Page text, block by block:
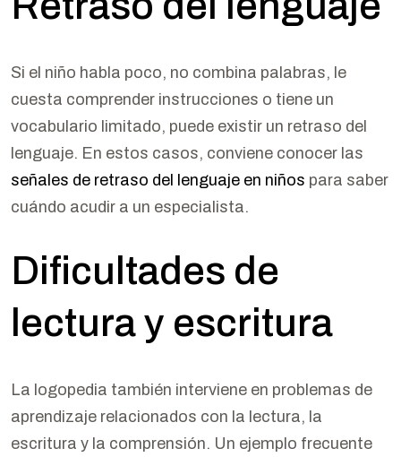
Si el niño habla poco, no combina palabras, le
cuesta comprender instrucciones o tiene un
vocabulario limitado, puede existir un retraso del
lenguaje. En estos casos, conviene conocer las
señales de retraso del lenguaje en niños para saber
cuándo acudir a un especialista.
Dificultades de
lectura y escritura
La logopedia también interviene en problemas de
aprendizaje relacionados con la lectura, la
escritura y la comprensión. Un ejemplo frecuente